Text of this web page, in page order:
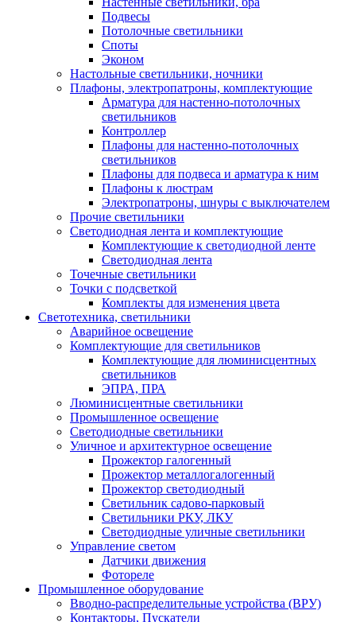
Подвесы
Потолочные светильники
Споты
Эконом
Настольные светильники, ночники
Плафоны, электропатроны, комплектующие
Арматура для настенно-потолочных
светильников
Контроллер
Плафоны для настенно-потолочных
светильников
Плафоны для подвеса и арматура к ним
Плафоны к люстрам
Электропатроны, шнуры с выключателем
Прочие светильники
Светодиодная лента и комплектующие
Комплектующие к светодиодной ленте
Светодиодная лента
Точечные светильники
Точки с подсветкой
Комплекты для изменения цвета
Светотехника, светильники
Аварийное освещение
Комплектующие для светильников
Комплектующие для люминисцентных
светильников
ЭПРА, ПРА
Люминисцентные светильники
Промышленное освещение
Светодиодные светильники
Уличное и архитектурное освещение
Прожектор галогенный
Прожектор металлогалогенный
Прожектор светодиодный
Светильник садово-парковый
Светильники РКУ, ЛКУ
Светодиодные уличные светильники
Управление светом
Датчики движения
Фотореле
Промышленное оборудование
Вводно-распределительные устройства (ВРУ)
Контакторы, Пускатели